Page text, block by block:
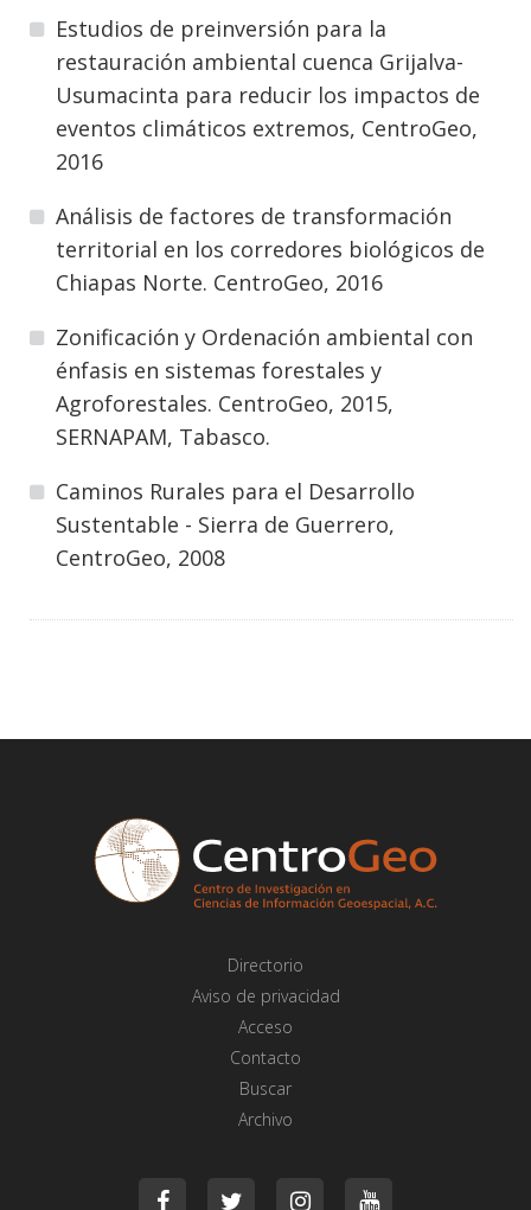
Estudios de preinversión para la
restauración ambiental cuenca Grijalva-
Usumacinta para reducir los impactos de
eventos climáticos extremos, CentroGeo,
2016
Análisis de factores de transformación
territorial en los corredores biológicos de
Chiapas Norte. CentroGeo, 2016
Zonificación y Ordenación ambiental con
énfasis en sistemas forestales y
Agroforestales. CentroGeo, 2015,
SERNAPAM, Tabasco.
Caminos Rurales para el Desarrollo
Sustentable - Sierra de Guerrero,
CentroGeo, 2008
Directorio
Aviso de privacidad
Acceso
Contacto
Buscar
Archivo